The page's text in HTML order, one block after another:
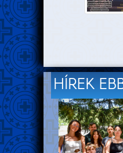
HÍREK